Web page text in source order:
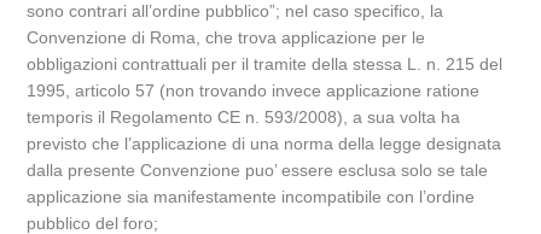
sono contrari all’ordine pubblico”; nel caso specifico, la
Convenzione di Roma, che trova applicazione per le
obbligazioni contrattuali per il tramite della stessa L. n. 215 del
1995, articolo 57 (non trovando invece applicazione ratione
temporis il Regolamento CE n. 593/2008), a sua volta ha
previsto che l’applicazione di una norma della legge designata
dalla presente Convenzione puo’ essere esclusa solo se tale
applicazione sia manifestamente incompatibile con l’ordine
pubblico del foro;